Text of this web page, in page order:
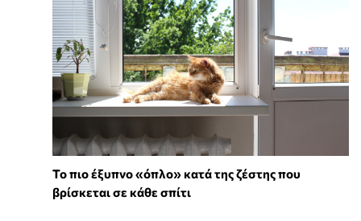
To πιο έξυπνο «όπλο» κατά της ζέστης που
βρίσκεται σε κάθε σπίτι